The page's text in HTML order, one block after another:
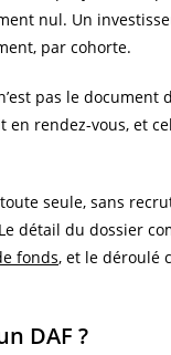
nul. Un
par cohorte.
pas le document
rendez-vous, et
seule, sans
détail du dossier
fonds, et le déroulé
DAF ?